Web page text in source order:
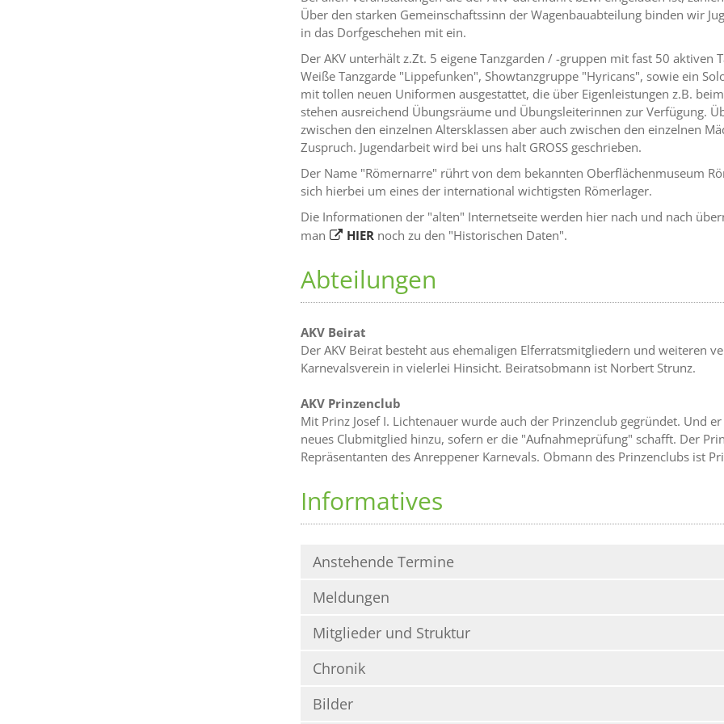
Über den starken Gemeinschaftssinn der Wagenbauabteilung binden wir
in das Dorfgeschehen mit ein.
Der AKV unterhält z.Zt. 5 eigene Tanzgarden / -gruppen mit fast 50 aktiven
Weiße Tanzgarde "Lippefunken", Showtanzgruppe "Hyricans", sowie ein
mit tollen neuen Uniformen ausgestattet, die über Eigenleistungen z.B.
stehen ausreichend Übungsräume und Übungsleiterinnen zur Verfügung.
zwischen den einzelnen Altersklassen aber auch zwischen den einzelnen
Zuspruch. Jugendarbeit wird bei uns halt GROSS geschrieben.
Der Name "Römernarre" rührt von dem bekannten Oberflächenmuseum
sich hierbei um eines der international wichtigsten Römerlager.
Die Informationen der "alten" Internetseite werden hier nach und nach
man
HIER noch zu den "Historischen Daten".
Abteilungen
AKV Beirat
Der AKV Beirat besteht aus ehemaligen Elferratsmitgliedern und weiteren
Karnevalsverein in vielerlei Hinsicht. Beiratsobmann ist Norbert Strunz.
AKV Prinzenclub
Mit Prinz Josef I. Lichtenauer wurde auch der Prinzenclub gegründet. Und
neues Clubmitglied hinzu, sofern er die "Aufnahmeprüfung" schafft. Der
Repräsentanten des Anreppener Karnevals. Obmann des Prinzenclubs ist
Informatives
Anstehende Termine
Meldungen
Mitglieder und Struktur
Chronik
Bilder